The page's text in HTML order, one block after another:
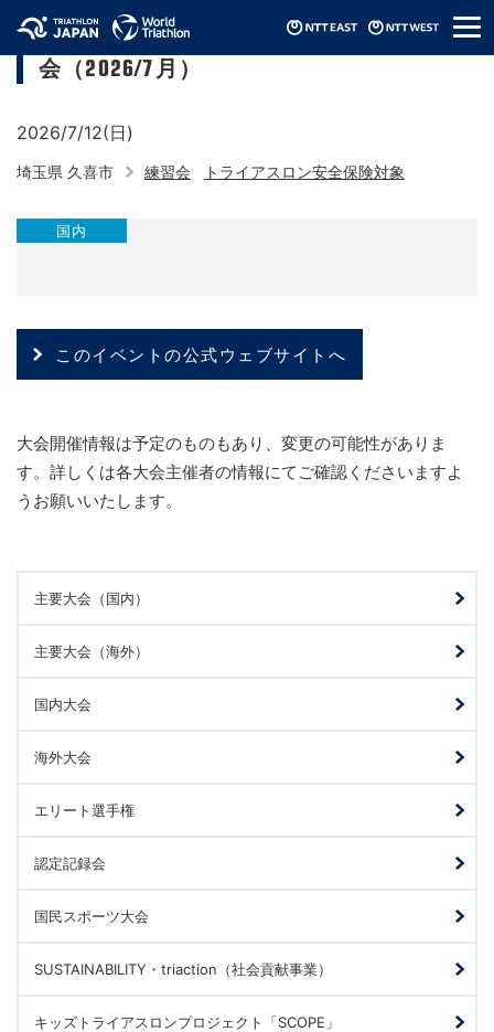
メ
ニ
埼玉県トライアスロン連合 ジュニア練習
会（2026/7月）
2026/7/12(日)
埼玉県 久喜市 練習会 トライアスロン安全保険対象
国内
このイベントの公式ウェブサイトへ
大会開催情報は予定のものもあり、変更の可能性がありま
す。詳しくは各大会主催者の情報にてご確認くださいますよ
うお願いいたします。
主要大会（国内）
主要大会（海外）
国内大会
海外大会
エリート選手権
認定記録会
国民スポーツ大会
SUSTAINABILITY・triaction（社会貢献事業）
キッズトライアスロンプロジェクト「SCOPE」